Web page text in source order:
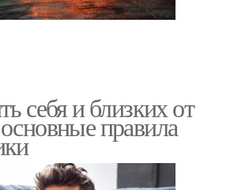
себя и близких от
правила